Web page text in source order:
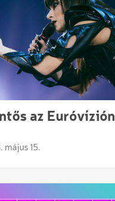
az Euróvízión
május 15.